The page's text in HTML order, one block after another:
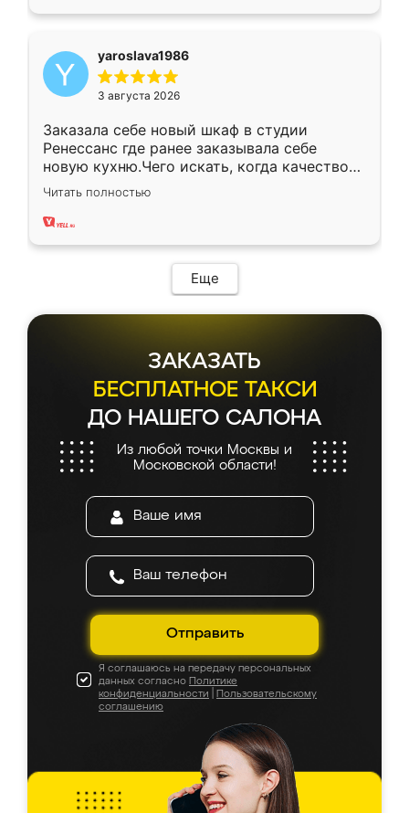
yaroslava1986
3 августа 2026
Заказала себе новый шкаф в студии
Ренессанс где ранее заказывала себе
новую кухню.Чего искать, когда качеством
вполне довольна. Служит кухня уже почти
два года, нареканий нет.
Читать полностью
Еще
ЗАКАЗАТЬ
БЕСПЛАТНОЕ ТАКСИ
ДО НАШЕГО САЛОНА
Из любой точки Москвы и
Московской области!
Отправить
Я соглашаюсь на передачу персональных
данных согласно Политике
конфиденциальности
Пользовательскому
соглашению